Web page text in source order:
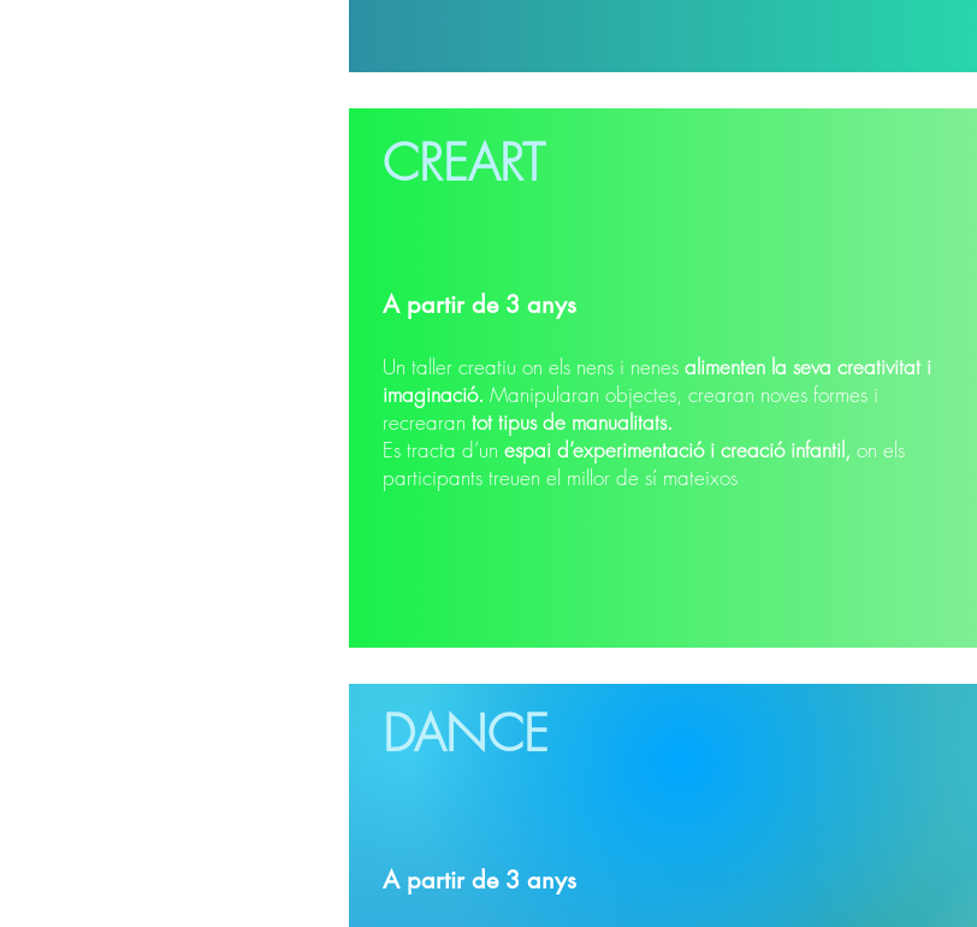
CREART
A partir de 3 anys
Un taller creatiu on els nens i nenes alimenten la seva creativitat i
imaginació. Manipularan objectes, crearan noves formes i
recrearan tot tipus de manualitats.
Es tracta d’un espai d’experimentació i creació infantil, on els
participants treuen el millor de sí mateixos
DANCE
A partir de 3 anys